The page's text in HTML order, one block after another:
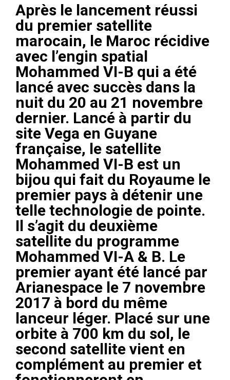
Après le lancement réussi
du premier satellite
marocain, le Maroc récidive
avec l’engin spatial
Mohammed VI-B qui a été
lancé avec succès dans la
nuit du 20 au 21 novembre
dernier. Lancé à partir du
site Vega en Guyane
française, le satellite
Mohammed VI-B est un
bijou qui fait du Royaume le
premier pays à détenir une
telle technologie de pointe.
Il s’agit du deuxième
satellite du programme
Mohammed VI-A & B. Le
premier ayant été lancé par
Arianespace le 7 novembre
2017 à bord du même
lanceur léger. Placé sur une
orbite à 700 km du sol, le
second satellite vient en
complément au premier et